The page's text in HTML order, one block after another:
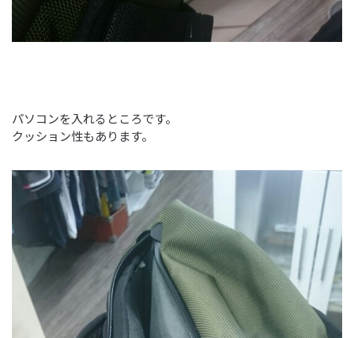
パソコンを入れるところです。
クッション性もあります。